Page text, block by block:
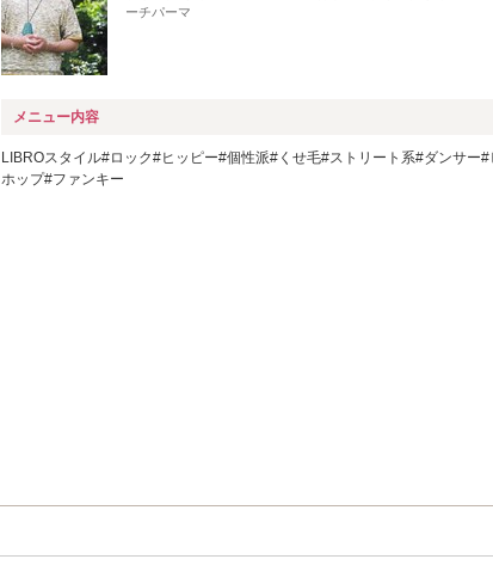
ーチパーマ
メニュー内容
LIBROスタイル#ロック#ヒッピー#個性派#くせ毛#ストリート系#ダンサー#
ホップ#ファンキー